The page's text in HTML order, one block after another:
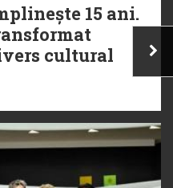
15 ani.
cultural